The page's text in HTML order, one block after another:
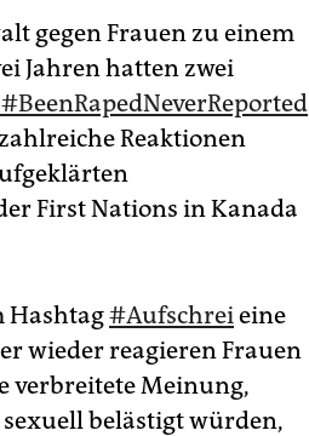
gegen Frauen zu einem
Jahren hatten zwei
Reaktionen
First Nations in Kanada
Hashtag#Aufschreieine
wieder reagieren Frauen
verbreitete Meinung,
belästigt würden,